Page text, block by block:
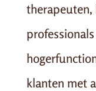
therapeuten,
klanten met